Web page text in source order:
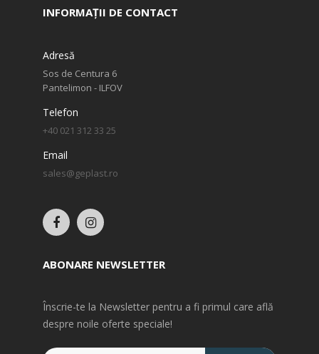
INFORMAȚII DE CONTACT
Adresă
Sos de Centura 6
Pantelimon - ILFOV
Telefon
+40 021 312 33 25
Email
sales@geplast.ro
ABONARE NEWSLETTER
Înscrie-te la Newsletter pentru a fi primul care află
despre noile oferte speciale!